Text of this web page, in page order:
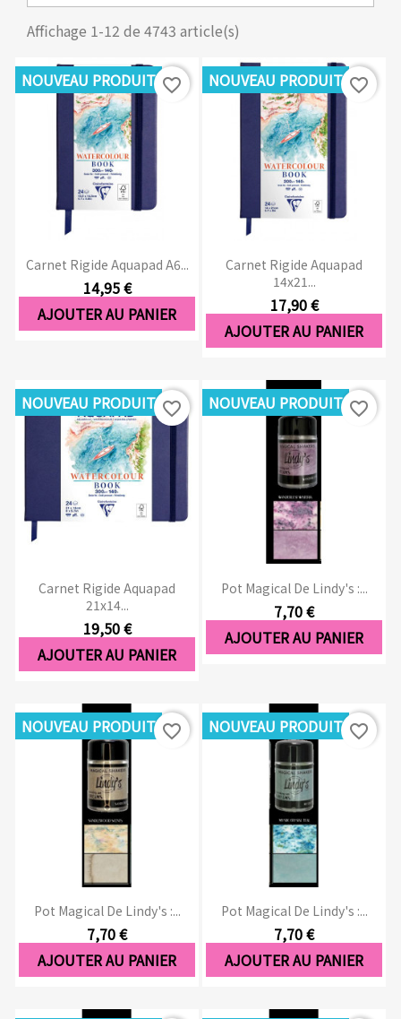
Affichage 1-12 de 4743 article(s)
Carnet Rigide Aquapad A6...
14,95 €
AJOUTER AU PANIER
NOUVEAU PRODUIT favorite_border
Carnet Rigide Aquapad
14x21...
17,90 €
AJOUTER AU PANIER
NOUVEAU PRODUIT favorite_border
Carnet Rigide Aquapad
21x14...
19,50 €
AJOUTER AU PANIER
NOUVEAU PRODUIT favorite_border
Pot Magical De Lindy's :...
7,70 €
AJOUTER AU PANIER
NOUVEAU PRODUIT favorite_border
Pot Magical De Lindy's :...
7,70 €
AJOUTER AU PANIER
NOUVEAU PRODUIT favorite_border
Pot Magical De Lindy's :...
7,70 €
AJOUTER AU PANIER
NOUVEAU PRODUIT favorite_border